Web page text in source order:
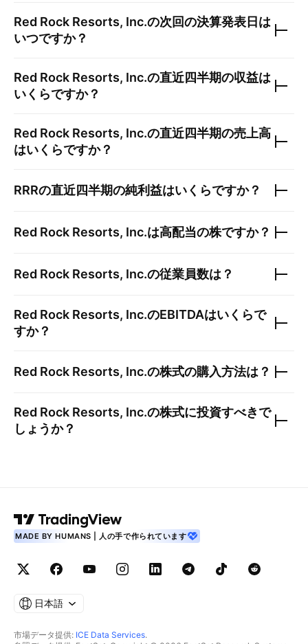
Red Rock Resorts, Inc.の次回の決算発表日は
いつですか？
Red Rock Resorts, Inc.の直近四半期の収益は
いくらですか？
Red Rock Resorts, Inc.の直近四半期の売上高
はいくらですか？
RRRの直近四半期の純利益はいくらですか？
Red Rock Resorts, Inc.は高配当の株ですか？
Red Rock Resorts, Inc.の従業員数は？
Red Rock Resorts, Inc.のEBITDAはいくらで
すか？
Red Rock Resorts, Inc.の株式の購入方法は？
Red Rock Resorts, Inc.の株式に投資すべきで
しょうか？
MADE BY HUMANS | 人の手で作られています
日本語
市場データ提供: ICE Data Services.